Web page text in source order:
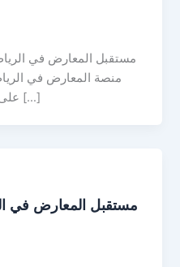
مستقبل المعارض في
منصة المعارض في
على وشك أن تشهد تحولات مثيرة […]
مستقبل المعارض في